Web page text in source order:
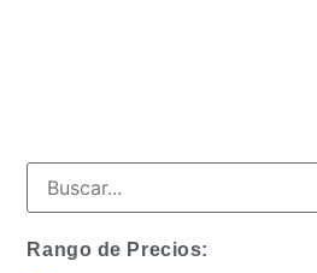
S/129.00
Rango de Precios: